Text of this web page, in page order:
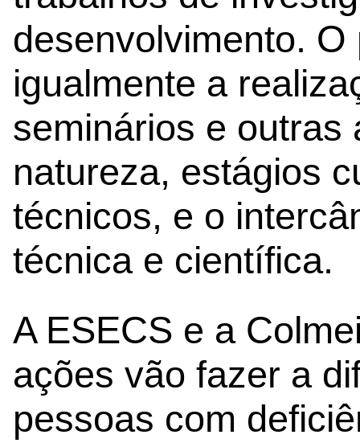
desenvolvimento.
igualmente a
seminários e outras
natureza, estágios
técnicos, e o
técnica e científica.
A ESECS e a
ações vão fazer a
pessoas com